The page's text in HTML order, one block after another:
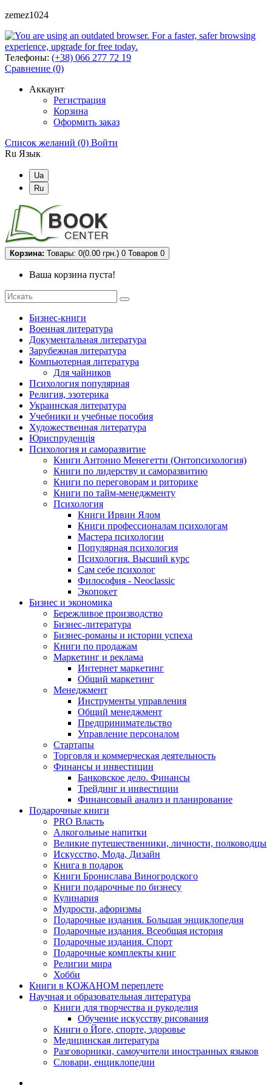
zemez1024
Телефоны: (+38) 066 277 72 19
Сравнение (0)
Аккаунт
Регистрация
Корзина
Оформить заказ
Список желаний (0) Войти
Ru Язык
Ua
Ru
Корзина: Товары: 0(0.00 грн.) 0 Товаров 0
Ваша корзина пуста!
Бизнес-книги
Военная литература
Документальная литература
Зарубежная литература
Компьютерная литература
Для чайников
Психология популярная
Религия, эзотерика
Украинская литература
Учебники и учебные пособия
Художественная литература
Юриспруденція
Психология и саморазвитие
Книги Антонио Менегетти (Онтопсихология)
Книги по лидерству и саморазвитию
Книги по переговорам и риторике
Книги по тайм-менеджменту
Психология
Книги Ирвин Ялом
Книги профессионалам психологам
Мастера психологии
Популярная психология
Психология. Высший курс
Сам себе психолог
Философия - Neoclassic
Экопокет
Бизнес и экономика
Бережливое производство
Бизнес-литература
Бизнес-романы и истории успеха
Книги по продажам
Маркетинг и реклама
Интернет маркетинг
Общий маркетинг
Менеджмент
Инструменты управления
Общий менеджмент
Предпринимательство
Управление персоналом
Стартапы
Торговля и коммерческая деятельность
Финансы и инвестиции
Банковское дело. Финансы
Трейдинг и инвестиции
Финансовый анализ и планирование
Подарочные книги
PRO Власть
Алкогольные напитки
Великие путешественники, личности, полководцы
Искусство, Мода, Дизайн
Книга в подарок
Книги Бронислава Виногродского
Книги подарочные по бизнесу
Кулинария
Мудрости, афоризмы
Подарочные издания. Большая энциклопедия
Подарочные издания. Всеобщая история
Подарочные издания. Спорт
Подарочные комплекты книг
Религии мира
Хобби
Книги в КОЖАНОМ переплете
Научная и образовательная литература
Книги для творчества и рукоделия
Обучение искусству рисования
Книги о Йоге, спорте, здоровье
Медицинская литература
Разговорники, самоучители иностранных языков
Словари, енциклопедии